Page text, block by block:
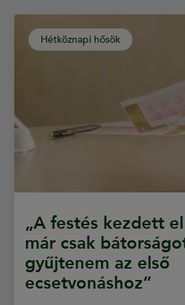
Hétköznapi hősök
„A festés kezdett
már csak
gyűjtenem az első
ecsetvonáshoz”